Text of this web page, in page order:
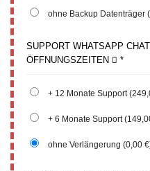
ohne Backup Datenträger
SUPPORT WHATSAPP
ÖFFNUNGSZEITEN
*
+ 12 Monate Support
+ 6 Monate Support
ohne Verlängerung (0,00